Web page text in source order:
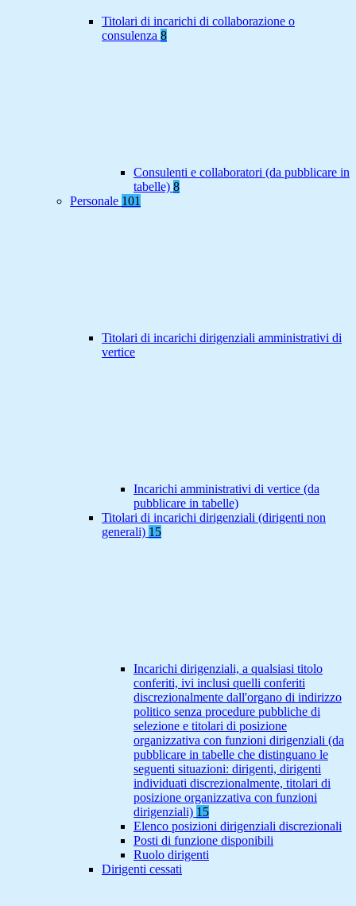
Titolari di incarichi di collaborazione o
consulenza 8
Consulenti e collaboratori (da pubblicare in
tabelle) 8
Personale 101
Titolari di incarichi dirigenziali amministrativi di
vertice
Incarichi amministrativi di vertice (da
pubblicare in tabelle)
Titolari di incarichi dirigenziali (dirigenti non
generali) 15
Incarichi dirigenziali, a qualsiasi titolo
conferiti, ivi inclusi quelli conferiti
discrezionalmente dall'organo di indirizzo
politico senza procedure pubbliche di
selezione e titolari di posizione
organizzativa con funzioni dirigenziali (da
pubblicare in tabelle che distinguano le
seguenti situazioni: dirigenti, dirigenti
individuati discrezionalmente, titolari di
posizione organizzativa con funzioni
dirigenziali) 15
Elenco posizioni dirigenziali discrezionali
Posti di funzione disponibili
Ruolo dirigenti
Dirigenti cessati